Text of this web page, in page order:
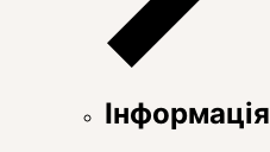
Інформація